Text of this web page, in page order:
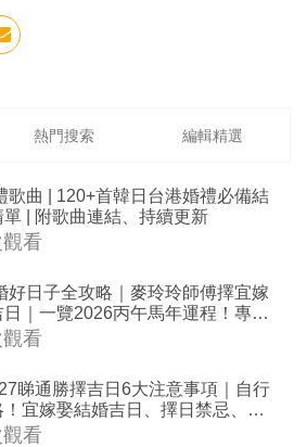
熱門搜索 編輯精選
歌曲 | 120+首韓日台港婚禮必備結
| 附歌曲連結、持續更新
看
好日子全攻略｜麥玲玲師傅擇宜嫁
｜一覽2026丙午馬年運程！專業
避開沖煞生肖指南
看
睇通勝擇吉日6大注意事項｜自行
宜嫁娶結婚吉日、擇日禁忌、相
覽看